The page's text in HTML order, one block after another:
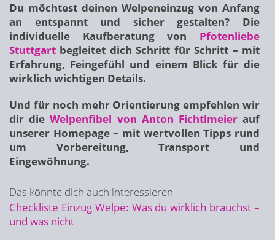
Du möchtest deinen Welpeneinzug von Anfang
an entspannt und sicher gestalten? Die
individuelle Kaufberatung von Pfotenliebe
Stuttgart begleitet dich Schritt für Schritt – mit
Erfahrung, Feingefühl und einem Blick für die
wirklich wichtigen Details.
Und für noch mehr Orientierung empfehlen wir
dir dieWelpenfibel von Anton Fichtlmeierauf
unserer Homepage – mit wertvollen Tipps rund
um Vorbereitung, Transport und
Eingewöhnung.
Das könnte dich auch interessieren
Checkliste Einzug Welpe: Was du wirklich brauchst –
und was nicht